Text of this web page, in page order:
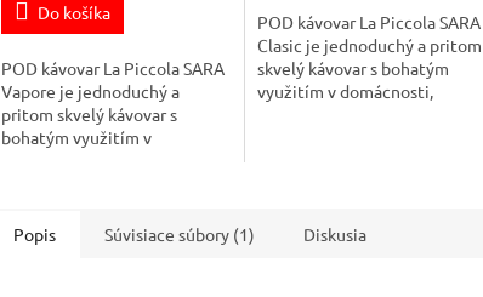
Do košíka
POD kávovar La Piccola SARA
Vapore je jednoduchý a
pritom skvelý kávovar s
bohatým využitím v
ako...
POD kávovar La Piccola SARA
Clasic je jednoduchý a pritom
skvelý kávovar s bohatým
využitím v domácnosti,
Popis Súvisiace súbory (1) Diskusia